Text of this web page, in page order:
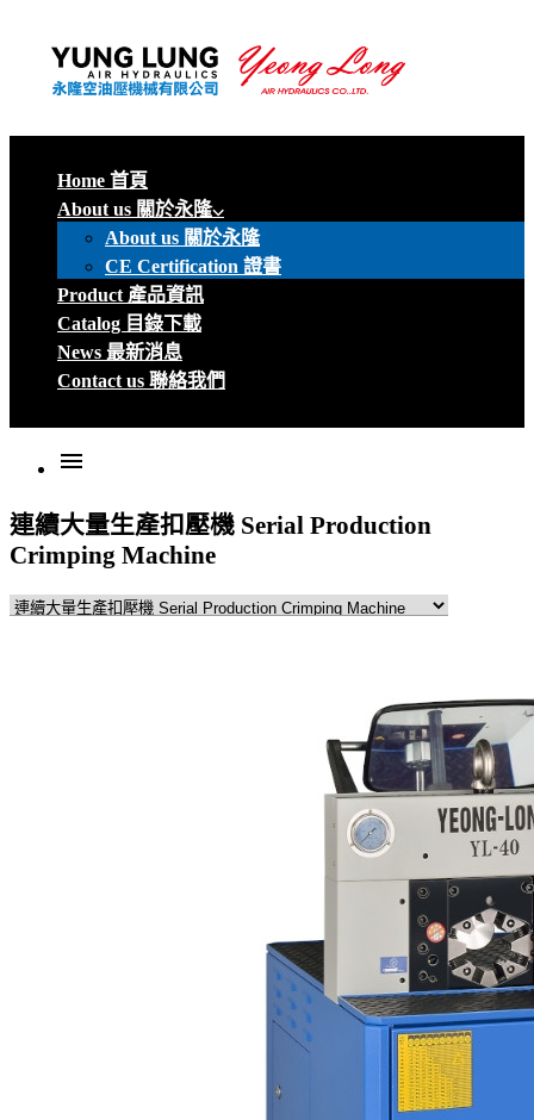
Home 首頁
About us 關於永隆
About us 關於永隆
CE Certification 證書
Product 產品資訊
Catalog 目錄下載
News 最新消息
Contact us 聯絡我們
menu
連續大量生產扣壓機 Serial Production
Crimping Machine